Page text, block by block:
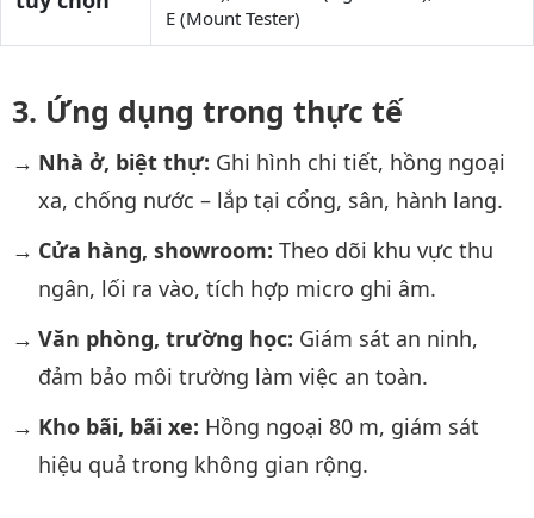
E (Mount Tester)
Ứng dụng trong thực tế
Nhà ở, biệt thự: Ghi hình chi tiết, hồng ngoại
xa, chống nước – lắp tại cổng, sân, hành lang.
Cửa hàng, showroom: Theo dõi khu vực thu
ngân, lối ra vào, tích hợp micro ghi âm.
Văn phòng, trường học: Giám sát an ninh,
đảm bảo môi trường làm việc an toàn.
Kho bãi, bãi xe: Hồng ngoại 80 m, giám sát
hiệu quả trong không gian rộng.